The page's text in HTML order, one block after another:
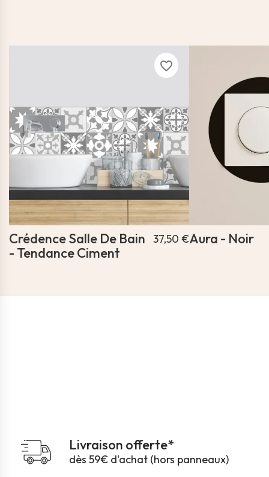
favorite_border
Crédence Salle De Bain
- Tendance Ciment
37,50 €Aura - Noir
Livraison offerte*
dès 59€ d'achat (hors panneaux)